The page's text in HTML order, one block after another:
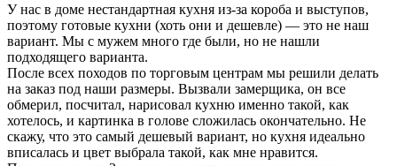
У нас в доме нестандартная кухня из-за короба и выступов,
поэтому готовые кухни (хоть они и дешевле) — это не наш
вариант. Мы с мужем много где были, но не нашли
подходящего варианта.
После всех походов по торговым центрам мы решили делать
на заказ под наши размеры. Вызвали замерщика, он все
обмерил, посчитал, нарисовал кухню именно такой, как
хотелось, и картинка в голове сложилась окончательно. Не
скажу, что это самый дешевый вариант, но кухня идеально
вписалась и цвет выбрала такой, как мне нравится.